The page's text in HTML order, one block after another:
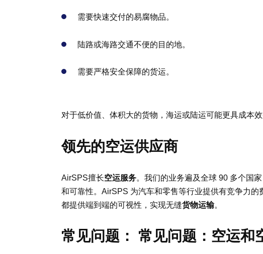
需要快速交付的易腐物品。
陆路或海路交通不便的目的地。
需要严格安全保障的货运。
对于低价值、体积大的货物，海运或陆运可能更具成本
领先的空运供应商
AirSPS擅长空运服务。我们的业务遍及全球 90 多个国
和可靠性。AirSPS 为汽车和零售等行业提供有竞争力
都提供端到端的可视性，实现无缝货物运输。
常见问题： 常见问题：空运和